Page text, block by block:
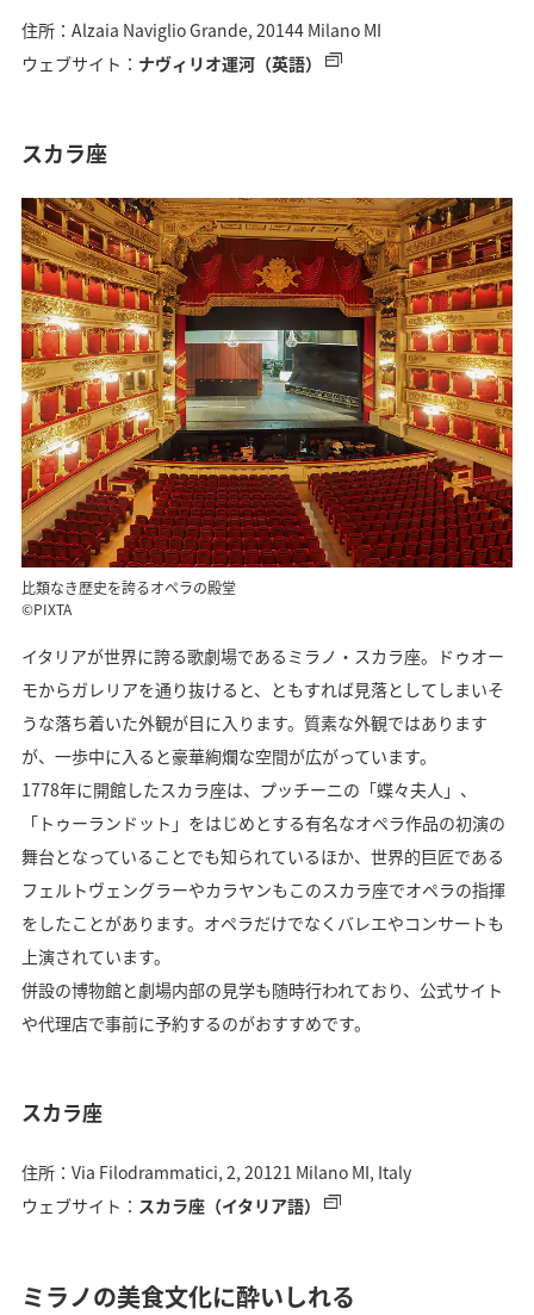
住所：Alzaia Naviglio Grande, 20144 Milano MI
ウェブサイト： ナヴィリオ運河（英語）
スカラ座
比類なき歴史を誇るオペラの殿堂
©PIXTA
イタリアが世界に誇る歌劇場であるミラノ・スカラ座。ドゥオー
モからガレリアを通り抜けると、ともすれば見落としてしまいそ
うな落ち着いた外観が目に入ります。質素な外観ではあります
が、一歩中に入ると豪華絢爛な空間が広がっています。
1778年に開館したスカラ座は、プッチーニの「蝶々夫人」、
「トゥーランドット」をはじめとする有名なオペラ作品の初演の
舞台となっていることでも知られているほか、世界的巨匠である
フェルトヴェングラーやカラヤンもこのスカラ座でオペラの指揮
をしたことがあります。オペラだけでなくバレエやコンサートも
上演されています。
併設の博物館と劇場内部の見学も随時行われており、公式サイト
や代理店で事前に予約するのがおすすめです。
スカラ座
住所：Via Filodrammatici, 2, 20121 Milano MI, Italy
ウェブサイト： スカラ座（イタリア語）
ミラノの美食文化に酔いしれる